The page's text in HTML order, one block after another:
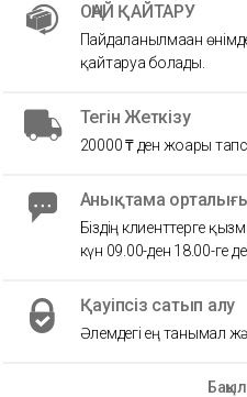
ОҢАЙ ҚАЙТАРУ
Пайдаланылмаған
қайтаруға болады.
Тегін Жеткізу
20000 ₸ ден жоғары
Анықтама
Біздің клиенттерге
күн 09.00-ден 18.00-ге
Қауіпсіз сатып алу
Әлемдегі ең танымал